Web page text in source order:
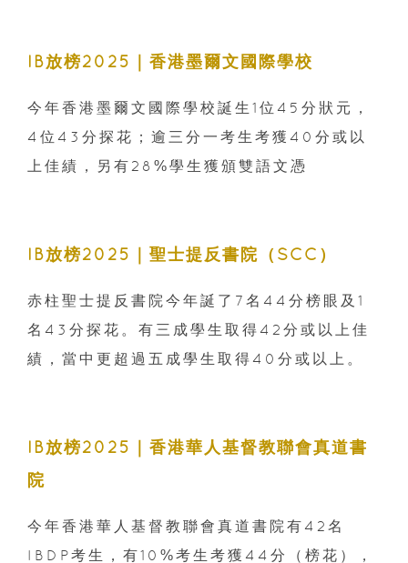
IB放榜2025｜香港墨爾文國際學校
今年香港墨爾文國際學校誕生1位45分狀元，
4位43分探花；逾三分一考生考獲40分或以
上佳績，另有28%學生獲頒雙語文憑
IB放榜2025｜聖士提反書院（SCC）
赤柱聖士提反書院今年誕了7名44分榜眼及1
名43分探花。有三成學生取得42分或以上佳
績，當中更超過五成學生取得40分或以上。
IB放榜2025｜香港華人基督教聯會真道書
院
今年香港華人基督教聯會真道書院有42名
IBDP考生，有10%考生考獲44分（榜花），